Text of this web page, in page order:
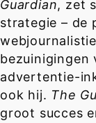
Guardian, zet
strategie – de
bezuinigingen
advertentie-
ook hij. The
groot succes